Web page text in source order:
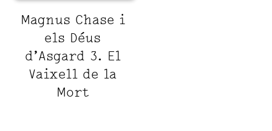
Magnus Chase i
els Déus
d’Asgard 3. El
Vaixell de la
Mort